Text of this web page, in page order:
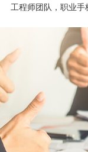
工程师团队，职业手